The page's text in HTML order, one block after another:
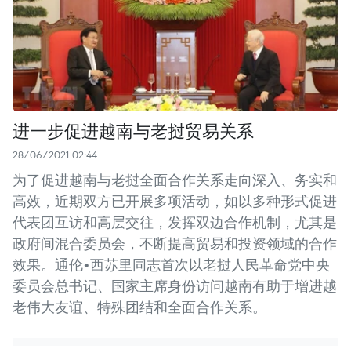
进一步促进越南与老挝贸易关系
28/06/2021 02:44
为了促进越南与老挝全面合作关系走向深入、务实和
高效，近期双方已开展多项活动，如以多种形式促进
代表团互访和高层交往，发挥双边合作机制，尤其是
政府间混合委员会，不断提高贸易和投资领域的合作
效果。通伦•西苏里同志首次以老挝人民革命党中央
委员会总书记、国家主席身份访问越南有助于增进越
老伟大友谊、特殊团结和全面合作关系。